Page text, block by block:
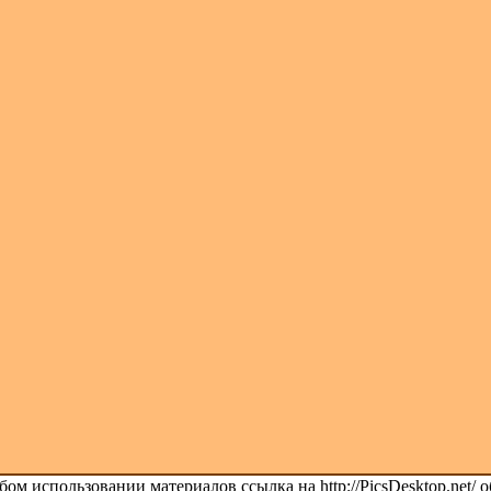
использовании материалов ссылка на http://PicsDesktop.net/